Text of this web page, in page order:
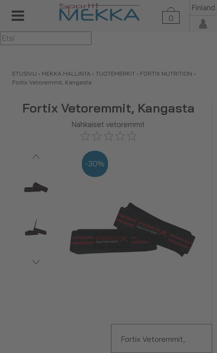
0
Finland
▼
ETUSIVU • MEKKA HALLINTA • TUOTEMERKIT • FORTIX NUTRITION •
Fortix Vetoremmit, Kangasta
Fortix Vetoremmit, Kangasta
Nahkaiset vetoremmit
-30%
Fortix Vetoremmit,